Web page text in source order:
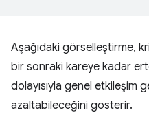
Aşağıdaki görselleştirme,
bir sonraki kareye kadar
dolayısıyla genel etkileşim
azaltabileceğini gösterir.